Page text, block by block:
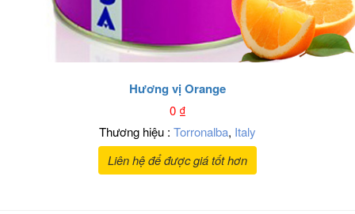
Hương vị Orange
0₫
Thương hiệu : Torronalba, Italy
Liên hệ để được giá tốt hơn